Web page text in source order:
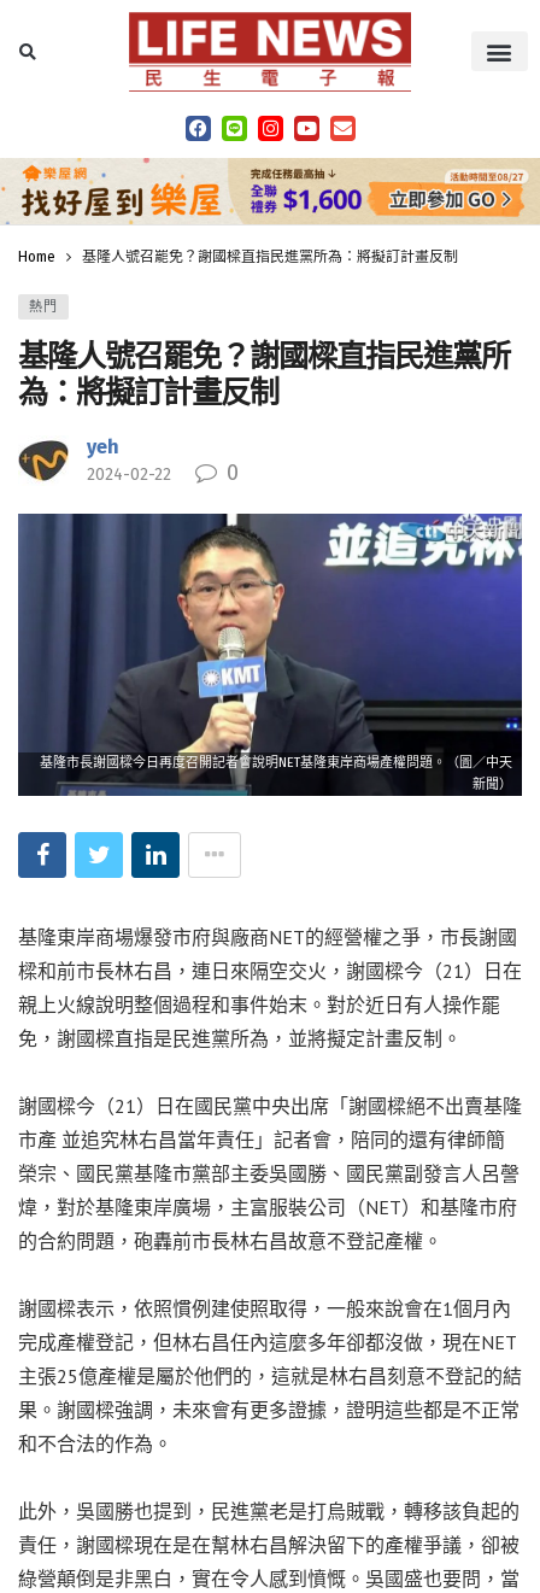
Home 基隆人號召罷免？謝國樑直指民進黨所為：將擬訂計畫反制
熱門
基隆人號召罷免？謝國樑直指民進黨所
為：將擬訂計畫反制
yeh
2024-02-22 0
基隆市長謝國樑今日再度召開記者會說明NET基隆東岸商場產權問題。（圖／中天
新聞）
基隆東岸商場爆發市府與廠商NET的經營權之爭，市長謝國
樑和前市長林右昌，連日來隔空交火，謝國樑今（21）日在
親上火線說明整個過程和事件始末。對於近日有人操作罷
免，謝國樑直指是民進黨所為，並將擬定計畫反制。
謝國樑今（21）日在國民黨中央出席「謝國樑絕不出賣基隆
市產 並追究林右昌當年責任」記者會，陪同的還有律師簡
榮宗、國民黨基隆市黨部主委吳國勝、國民黨副發言人呂謦
煒，對於基隆東岸廣場，主富服裝公司（NET）和基隆市府
的合約問題，砲轟前市長林右昌故意不登記產權。
謝國樑表示，依照慣例建使照取得，一般來說會在1個月內
完成產權登記，但林右昌任內這麼多年卻都沒做，現在NET
主張25億產權是屬於他們的，這就是林右昌刻意不登記的結
果。謝國樑強調，未來會有更多證據，證明這些都是不正常
和不合法的作為。
此外，吳國勝也提到，民進黨老是打烏賊戰，轉移該負起的
責任，謝國樑現在是在幫林右昌解決留下的產權爭議，卻被
綠營顛倒是非黑白，實在令人感到憤慨。吳國盛也要問，當